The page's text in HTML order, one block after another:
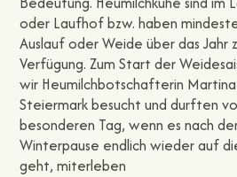
oder Laufhof bzw. haben
Auslauf oder Weide über das Jahr
Verfügung. Zum Start der
wir Heumilchbotschafterin
Steiermark besucht und durften
besonderen Tag, wenn es nach
Winterpause endlich wieder auf
geht, miterleben